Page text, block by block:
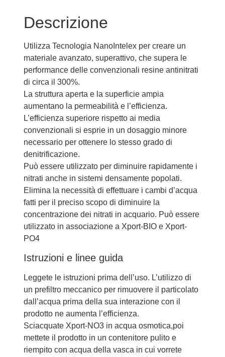
Descrizione
Utilizza Tecnologia NanoIntelex per creare un
materiale avanzato, superattivo, che supera le
performance delle convenzionali resine antinitrati
di circa il 300%.
La struttura aperta e la superficie ampia
aumentano la permeabilità e l’efficienza.
L’efficienza superiore rispetto ai media
convenzionali si esprie in un dosaggio minore
necessario per ottenere lo stesso grado di
denitrificazione.
Può essere utilizzato per diminuire rapidamente i
nitrati anche in sistemi densamente popolati.
Elimina la necessità di effettuare i cambi d’acqua
fatti per il preciso scopo di diminuire la
concentrazione dei nitrati in acquario. Può essere
utilizzato in associazione a Xport-BIO e Xport-
PO4
Istruzioni e linee guida
Leggete le istruzioni prima dell’uso. L’utilizzo di
un prefiltro meccanico per rimuovere il particolato
dall’acqua prima della sua interazione con il
prodotto ne aumenta l’efficienza.
Sciacquate Xport-NO3 in acqua osmotica,poi
mettete il prodotto in un contenitore pulito e
riempito con acqua della vasca in cui vorrete